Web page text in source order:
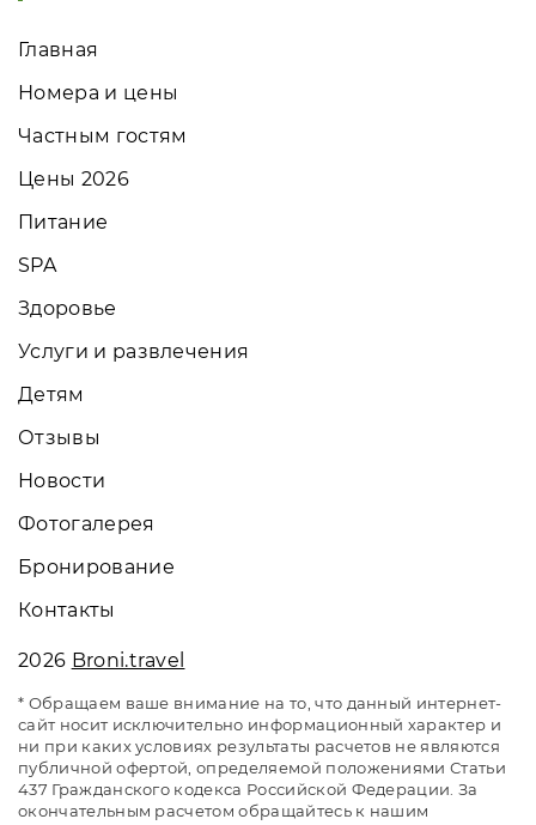
Главная
Номера и цены
Частным гостям
Цены 2026
Питание
SPA
Здоровье
Услуги и развлечения
Детям
Отзывы
Новости
Фотогалерея
Бронирование
Контакты
2026 Broni.travel
* Обращаем ваше внимание на то, что данный интернет-
сайт носит исключительно информационный характер и
ни при каких условиях результаты расчетов не являются
публичной офертой, определяемой положениями Статьи
437 Гражданского кодекса Российской Федерации. За
окончательным расчетом обращайтесь к нашим